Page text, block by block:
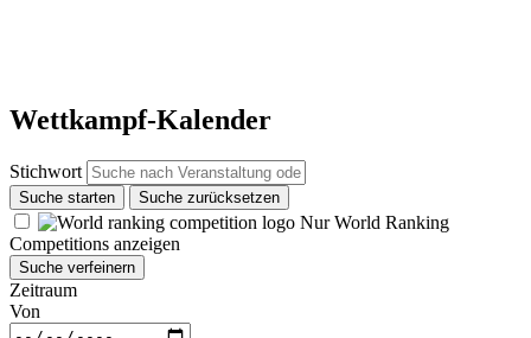
Wettkampf-Kalender
Stichwort
Suche starten Suche zurücksetzen
Nur World Ranking
Competitions anzeigen
Suche verfeinern
Zeitraum
Von